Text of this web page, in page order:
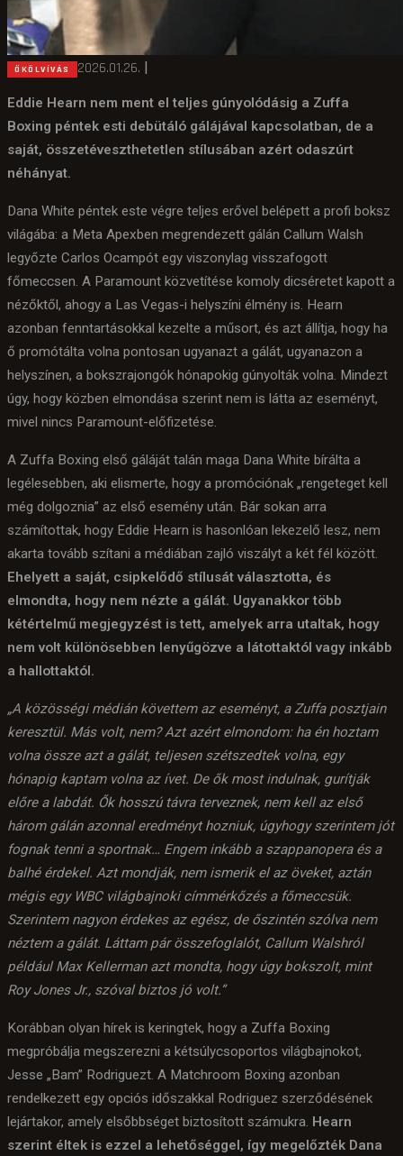
ÖKÖLVÍVÁS 2026.01.26. |
Eddie Hearn nem ment el teljes gúnyolódásig a Zuffa
Boxing péntek esti debütáló gálájával kapcsolatban, de a
saját, összetéveszthetetlen stílusában azért odaszúrt
néhányat.
Dana White péntek este végre teljes erővel belépett a profi boksz
világába: a Meta Apexben megrendezett gálán Callum Walsh
legyőzte Carlos Ocampót egy viszonylag visszafogott
főmeccsen. A Paramount közvetítése komoly dicséretet kapott a
nézőktől, ahogy a Las Vegas-i helyszíni élmény is. Hearn
azonban fenntartásokkal kezelte a műsort, és azt állítja, hogy ha
ő promótálta volna pontosan ugyanazt a gálát, ugyanazon a
helyszínen, a bokszrajongók hónapokig gúnyolták volna. Mindezt
úgy, hogy közben elmondása szerint nem is látta az eseményt,
mivel nincs Paramount-előfizetése.
A Zuffa Boxing első gáláját talán maga Dana White bírálta a
legélesebben, aki elismerte, hogy a promóciónak „rengeteget kell
még dolgoznia” az első esemény után. Bár sokan arra
számítottak, hogy Eddie Hearn is hasonlóan lekezelő lesz, nem
akarta tovább szítani a médiában zajló viszályt a két fél között.
Ehelyett a saját, csipkelődő stílusát választotta, és
elmondta, hogy nem nézte a gálát. Ugyanakkor több
kétértelmű megjegyzést is tett, amelyek arra utaltak, hogy
nem volt különösebben lenyűgözve a látottaktól vagy inkább
a hallottaktól.
„A közösségi médián követtem az eseményt, a Zuffa posztjain
keresztül. Más volt, nem? Azt azért elmondom: ha én hoztam
volna össze azt a gálát, teljesen szétszedtek volna, egy
hónapig kaptam volna az ívet. De ők most indulnak, gurítják
előre a labdát. Ők hosszú távra terveznek, nem kell az első
három gálán azonnal eredményt hozniuk, úgyhogy szerintem jót
fognak tenni a sportnak… Engem inkább a szappanopera és a
balhé érdekel. Azt mondják, nem ismerik el az öveket, aztán
mégis egy WBC világbajnoki címmérkőzés a főmeccsük.
Szerintem nagyon érdekes az egész, de őszintén szólva nem
néztem a gálát. Láttam pár összefoglalót, Callum Walshról
például Max Kellerman azt mondta, hogy úgy bokszolt, mint
Roy Jones Jr., szóval biztos jó volt.”
Korábban olyan hírek is keringtek, hogy a Zuffa Boxing
megpróbálja megszerezni a kétsúlycsoportos világbajnokot,
Jesse „Bam” Rodriguezt. A Matchroom Boxing azonban
rendelkezett egy opciós időszakkal Rodriguez szerződésének
lejártakor, amely elsőbbséget biztosított számukra. Hearn
szerint éltek is ezzel a lehetőséggel, így megelőzték Dana